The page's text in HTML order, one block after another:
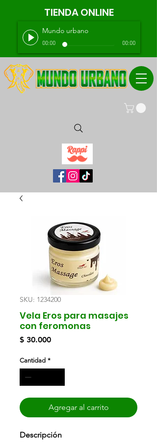
TIENDA ONLINE
Mundo urbano
00:00 00:00
SKU: 1234200
Vela Eros para masajes
con feromonas
$ 30.000Precio
Cantidad *
Agregar al carrito
Descripción